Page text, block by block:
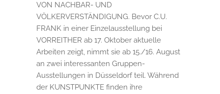
VON NACHBAR- UND
VÖLKERVERSTÄNDIGUNG. Bevor C.U.
FRANK in einer Einzelausstellung bei
VORREITHER ab 17. Oktober aktuelle
Arbeiten zeigt, nimmt sie ab 15./16. August
an zwei interessanten Gruppen-
Ausstellungen in Düsseldorf teil. Während
der KUNSTPUNKTE finden ihre